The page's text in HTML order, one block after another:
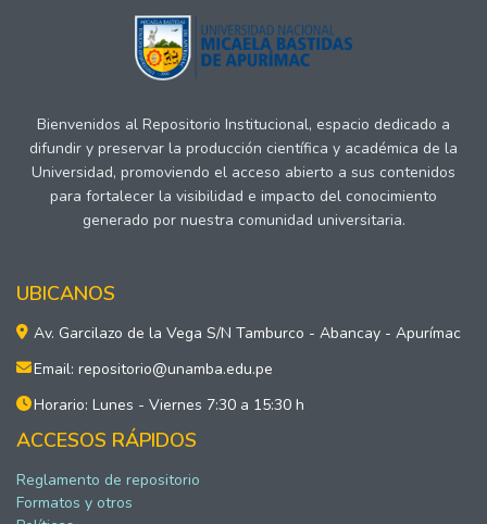
Bienvenidos al Repositorio Institucional, espacio dedicado a
difundir y preservar la producción científica y académica de la
Universidad, promoviendo el acceso abierto a sus contenidos
para fortalecer la visibilidad e impacto del conocimiento
generado por nuestra comunidad universitaria.
UBICANOS
Av. Garcilazo de la Vega S/N Tamburco - Abancay - Apurímac
Email: repositorio@unamba.edu.pe
Horario: Lunes - Viernes 7:30 a 15:30 h
ACCESOS RÁPIDOS
Reglamento de repositorio
Formatos y otros